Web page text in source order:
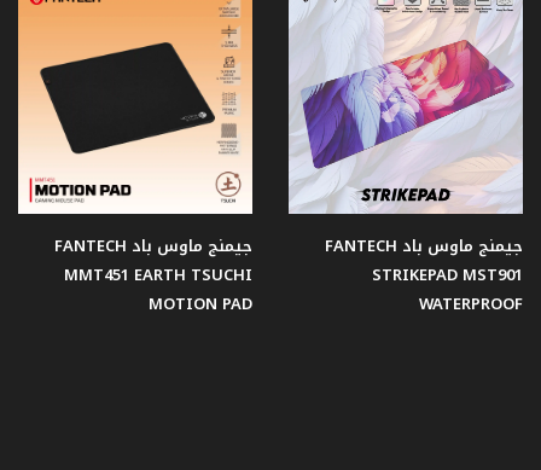
جيمنج ماوس باد FANTECH
STRIKEPAD MST901
WATERPROOF
جيمنج ماوس باد FANTECH
MMT451 EARTH TSUCHI
MOTION PAD